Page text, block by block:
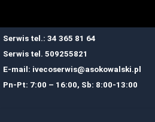
treści
Serwis tel.: 34 365 81 64
Serwis tel. 509255821
E-mail: ivecoserwis@asokowalski.pl
Pn-Pt: 7:00 – 16:00, Sb: 8:00-13:00